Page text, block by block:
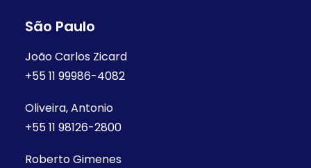
São Paulo
João Carlos Zicard
+55 11 99986-4082
Oliveira, Antonio
+55 11 98126-2800
Roberto Gimenes